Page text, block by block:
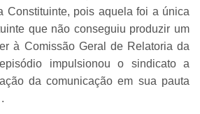
Constituinte, pois aquela foi a única
que não conseguiu produzir um
à Comissão Geral de Relatoria da
impulsionou o sindicato a
da comunicação em sua pauta